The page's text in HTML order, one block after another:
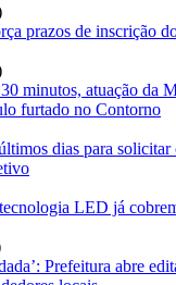
prazos de inscrição
minutos, atuação da
furtado no Contorno
dias para solicitar
LED já
Prefeitura abre